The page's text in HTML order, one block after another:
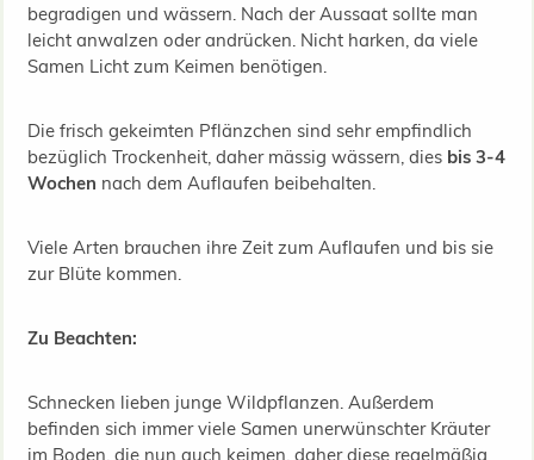
begradigen und wässern. Nach der Aussaat sollte man
leicht anwalzen oder andrücken. Nicht harken, da viele
Samen Licht zum Keimen benötigen.
Die frisch gekeimten Pflänzchen sind sehr empfindlich
bezüglich Trockenheit, daher mässig wässern, dies bis 3-4
Wochen nach dem Auflaufen beibehalten.
Viele Arten brauchen ihre Zeit zum Auflaufen und bis sie
zur Blüte kommen.
Zu Beachten:
Schnecken lieben junge Wildpflanzen. Außerdem
befinden sich immer viele Samen unerwünschter Kräuter
im Boden, die nun auch keimen, daher diese regelmäßig